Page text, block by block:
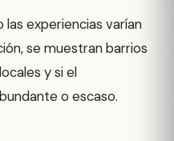
las experiencias varían
se muestran barrios
y si el
o escaso.